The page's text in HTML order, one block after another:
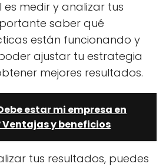
medir y analizar tus
saber qué
están funcionando y
ajustar tu estrategia
mejores resultados.
estar mi empresa en
Ventajas y beneficios
tus resultados, puedes